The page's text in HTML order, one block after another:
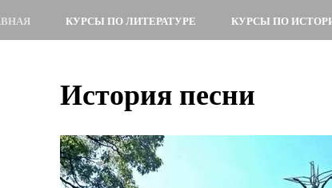
КУРСЫ ПО ЛИТЕРАТУРЕ КУРСЫ ПО
История песни